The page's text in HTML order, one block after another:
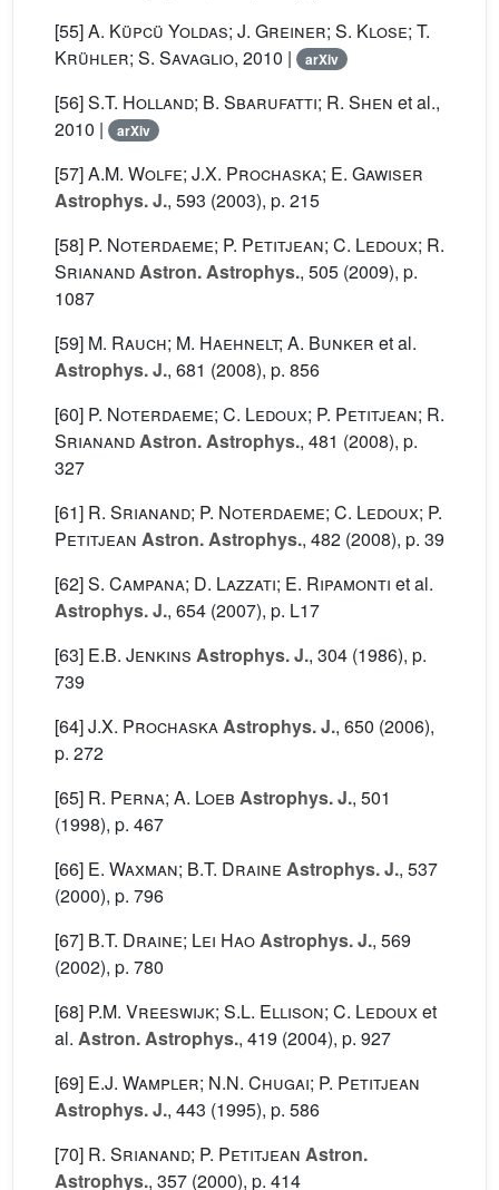
[55]A. Küpcü Yoldas; J. Greiner; S. Klose; T.
Krühler; S. Savaglio, 2010 | arXiv
[56]S.T. Holland; B. Sbarufatti; R. Shen et al.,
2010 |
arXiv
[57]A.M. Wolfe; J.X. Prochaska; E. Gawiser
Astrophys. J., 593 (2003), p. 215
[58] P. Noterdaeme; P. Petitjean; C. Ledoux; R.
SrianandAstron. Astrophys., 505 (2009), p.
1087
[59] M. Rauch; M. Haehnelt; A. Bunker et al.
Astrophys. J., 681 (2008), p. 856
[60] P. Noterdaeme; C. Ledoux; P. Petitjean; R.
SrianandAstron. Astrophys., 481 (2008), p.
327
[61] R. Srianand; P. Noterdaeme; C. Ledoux; P.
Petitjean Astron. Astrophys., 482 (2008), p. 39
[62]S. Campana; D. Lazzati; E. Ripamonti et al.
Astrophys. J., 654 (2007), p. L17
[63] E.B. Jenkins Astrophys. J., 304 (1986), p.
739
[64]J.X. ProchaskaAstrophys. J., 650 (2006),
p. 272
[65] R. Perna; A. Loeb Astrophys. J., 501
(1998), p. 467
[66] E. Waxman; B.T. Draine Astrophys. J., 537
(2000), p. 796
[67] B.T. Draine; Lei HaoAstrophys. J., 569
(2002), p. 780
[68] P.M. Vreeswijk; S.L. Ellison; C. Ledouxet
al. Astron. Astrophys., 419 (2004), p. 927
[69] E.J. Wampler; N.N. Chugai; P. Petitjean
Astrophys. J., 443 (1995), p. 586
[70] R. Srianand; P. Petitjean Astron.
Astrophys., 357 (2000), p. 414